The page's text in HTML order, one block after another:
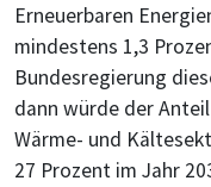
Erneuerbaren
mindestens 1,3
Bundesregierung
dann würde der
Wärme- und
27 Prozent im Jahr